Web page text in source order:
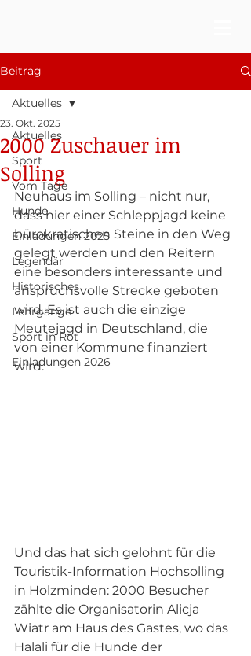
Beitrag
Aktuelles
Sport
Vom Tage
Hunde
Einladungen 2025
Legendär
Historisches
Lehrgänge
Sport in Rot
Einladungen 2026
Aktuelles
2000 Zuschauer im
Solling
23. Okt. 2025
Neuhaus im Solling – nicht nur,
dass hier einer Schleppjagd keine
bürokratischen Steine in den Weg
gelegt werden und den Reitern
eine besonders interessante und
anspruchsvolle Strecke geboten
wird. Es ist auch die einzige
Meutejagd in Deutschland, die
von einer Kommune finanziert
wird.
Und das hat sich gelohnt für die
Touristik-Information Hochsolling
in Holzminden: 2000 Besucher
zählte die Organisatorin Alicja
Wiatr am Haus des Gastes, wo das
Halali für die Hunde der